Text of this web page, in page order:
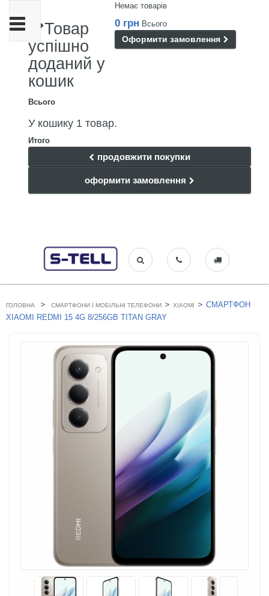
Немає товарів
0 грн Всього
Оформити замовлення
Товар
успішно
доданий у
кошик
Всього
У кошику 1 товар.
Итого
продовжити покупки
оформити замовлення
Toggle
navigation
ГОЛОВНА > СМАРТФОНИ І МОБІЛЬНІ ТЕЛЕФОНИ > XIAOMI > СМАРТФОН
XIAOMI REDMI 15 4G 8/256GB TITAN GRAY